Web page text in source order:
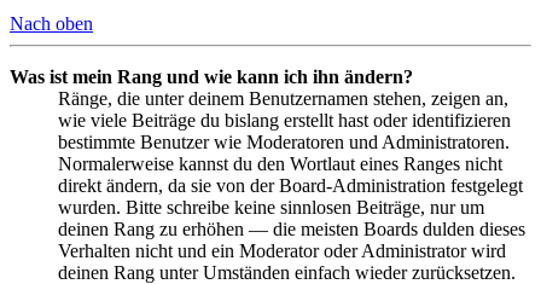
Nach oben
Was ist mein Rang und wie kann ich ihn ändern?
Ränge, die unter deinem Benutzernamen stehen, zeigen an,
wie viele Beiträge du bislang erstellt hast oder identifizieren
bestimmte Benutzer wie Moderatoren und Administratoren.
Normalerweise kannst du den Wortlaut eines Ranges nicht
direkt ändern, da sie von der Board-Administration festgelegt
wurden. Bitte schreibe keine sinnlosen Beiträge, nur um
deinen Rang zu erhöhen — die meisten Boards dulden dieses
Verhalten nicht und ein Moderator oder Administrator wird
deinen Rang unter Umständen einfach wieder zurücksetzen.